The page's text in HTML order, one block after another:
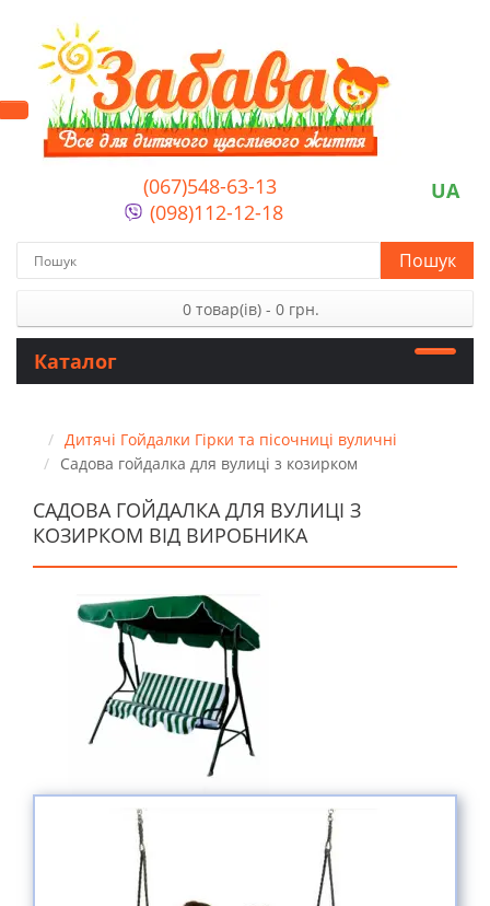
(067)548-63-13
(098)112-12-18
UA
Пошук
0 товар(ів) - 0 грн.
Каталог
Дитячі Гойдалки Гірки та пісочниці вуличні
Садова гойдалка для вулиці з козирком
САДОВА ГОЙДАЛКА ДЛЯ ВУЛИЦІ З
КОЗИРКОМ ВІД ВИРОБНИКА